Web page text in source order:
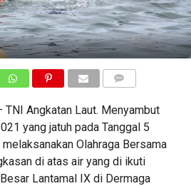
TNI Angkatan Laut. Menyambut
yang jatuh pada Tanggal 5
Olahraga Bersama
di atas air yang di ikuti
Lantamal IX di Dermaga